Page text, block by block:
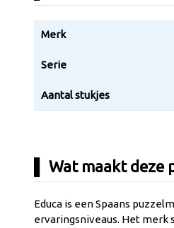
Merk
Serie
Aantal stukjes
Wat maakt deze
Educa is een Spaans
ervaringsniveaus. Het